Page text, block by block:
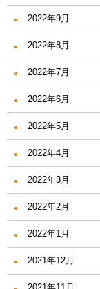
2022年9月
2022年8月
2022年7月
2022年6月
2022年5月
2022年4月
2022年3月
2022年2月
2022年1月
2021年12月